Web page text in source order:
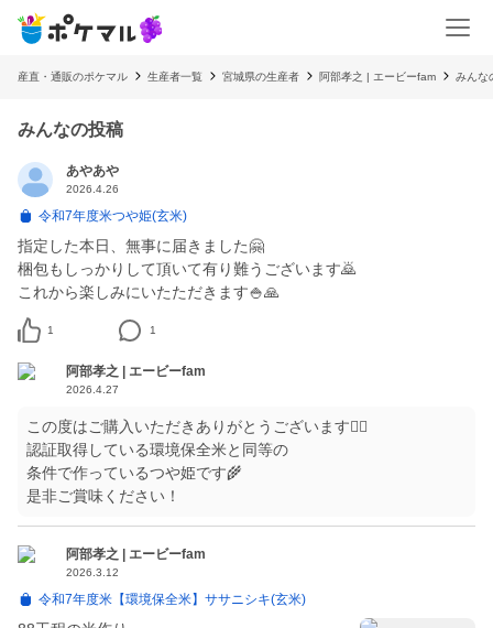
産直・通販のポケマル 生産者一覧 宮城県の生産者 阿部孝之 | エービーfam みんな
みんなの投稿
あやあや
2026.4.26
令和7年度米つや姫(玄米)
指定した本日、無事に届きました🤗
梱包もしっかりして頂いて有り難うございます🙇
これから楽しみにいたただきます🍚🙏
1 1
阿部孝之 | エービーfam
2026.4.27
この度はご購入いただきありがとうございます🙇‍♀️
認証取得している環境保全米と同等の
条件で作っているつや姫です🌾
是非ご賞味ください！
阿部孝之 | エービーfam
2026.3.12
令和7年度米【環境保全米】ササニシキ(玄米)